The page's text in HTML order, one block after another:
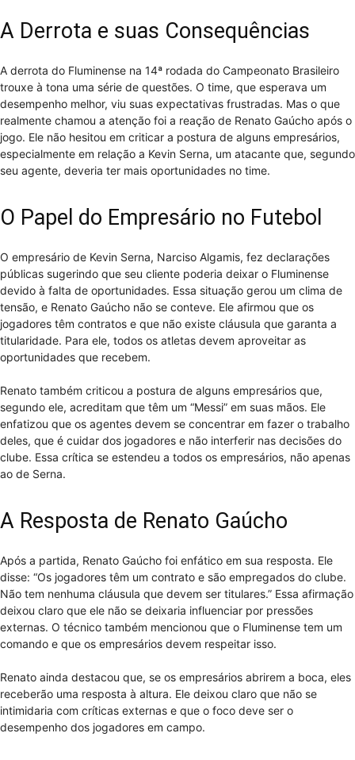
A Derrota e suas Consequências
A derrota do Fluminense na 14ª rodada do Campeonato Brasileiro
trouxe à tona uma série de questões. O time, que esperava um
desempenho melhor, viu suas expectativas frustradas. Mas o que
realmente chamou a atenção foi a reação de Renato Gaúcho após o
jogo. Ele não hesitou em criticar a postura de alguns empresários,
especialmente em relação a Kevin Serna, um atacante que, segundo
seu agente, deveria ter mais oportunidades no time.
O Papel do Empresário no Futebol
O empresário de Kevin Serna, Narciso Algamis, fez declarações
públicas sugerindo que seu cliente poderia deixar o Fluminense
devido à falta de oportunidades. Essa situação gerou um clima de
tensão, e Renato Gaúcho não se conteve. Ele afirmou que os
jogadores têm contratos e que não existe cláusula que garanta a
titularidade. Para ele, todos os atletas devem aproveitar as
oportunidades que recebem.
Renato também criticou a postura de alguns empresários que,
segundo ele, acreditam que têm um “Messi” em suas mãos. Ele
enfatizou que os agentes devem se concentrar em fazer o trabalho
deles, que é cuidar dos jogadores e não interferir nas decisões do
clube. Essa crítica se estendeu a todos os empresários, não apenas
ao de Serna.
A Resposta de Renato Gaúcho
Após a partida, Renato Gaúcho foi enfático em sua resposta. Ele
disse: “Os jogadores têm um contrato e são empregados do clube.
Não tem nenhuma cláusula que devem ser titulares.” Essa afirmação
deixou claro que ele não se deixaria influenciar por pressões
externas. O técnico também mencionou que o Fluminense tem um
comando e que os empresários devem respeitar isso.
Renato ainda destacou que, se os empresários abrirem a boca, eles
receberão uma resposta à altura. Ele deixou claro que não se
intimidaria com críticas externas e que o foco deve ser o
desempenho dos jogadores em campo.